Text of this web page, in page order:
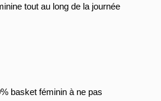
tout au long de la journée
basket féminin à ne pas